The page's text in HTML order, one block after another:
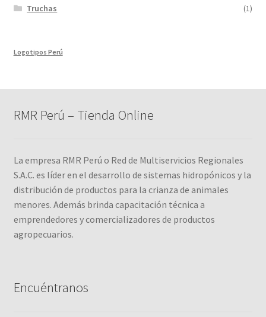
Truchas
(1)
Logotipos Perú
RMR Perú – Tienda Online
La empresa RMR Perú o Red de Multiservicios Regionales
S.A.C. es líder en el desarrollo de sistemas hidropónicos y la
distribución de productos para la crianza de animales
menores. Además brinda capacitación técnica a
emprendedores y comercializadores de productos
agropecuarios.
Encuéntranos